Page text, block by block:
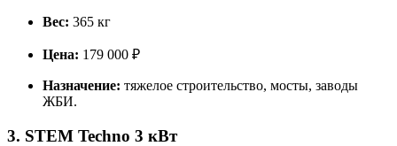
Вес: 365 кг
Цена: 179 000 ₽
Назначение: тяжелое строительство, мосты, заводы
ЖБИ.
3. STEM Techno 3 кВт